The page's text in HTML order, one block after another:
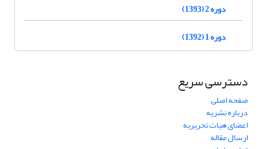
دوره 2 (1393)
دوره 1 (1392)
دسترسی سریع
صفحه اصلی
درباره نشریه
اعضای هیات تحریریه
ارسال مقاله